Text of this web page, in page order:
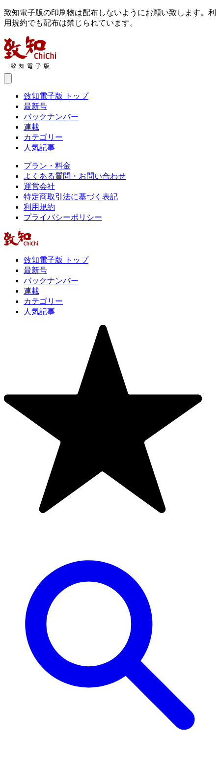
致知電子版の印刷物は配布しないようにお願い致します。利
用規約でも配布は禁じられています。
致知電子版 トップ
最新号
バックナンバー
連載
カテゴリー
人気記事
プラン・料金
よくある質問・お問い合わせ
運営会社
特定商取引法に基づく表記
利用規約
プライバシーポリシー
致知電子版 トップ
最新号
バックナンバー
連載
カテゴリー
人気記事